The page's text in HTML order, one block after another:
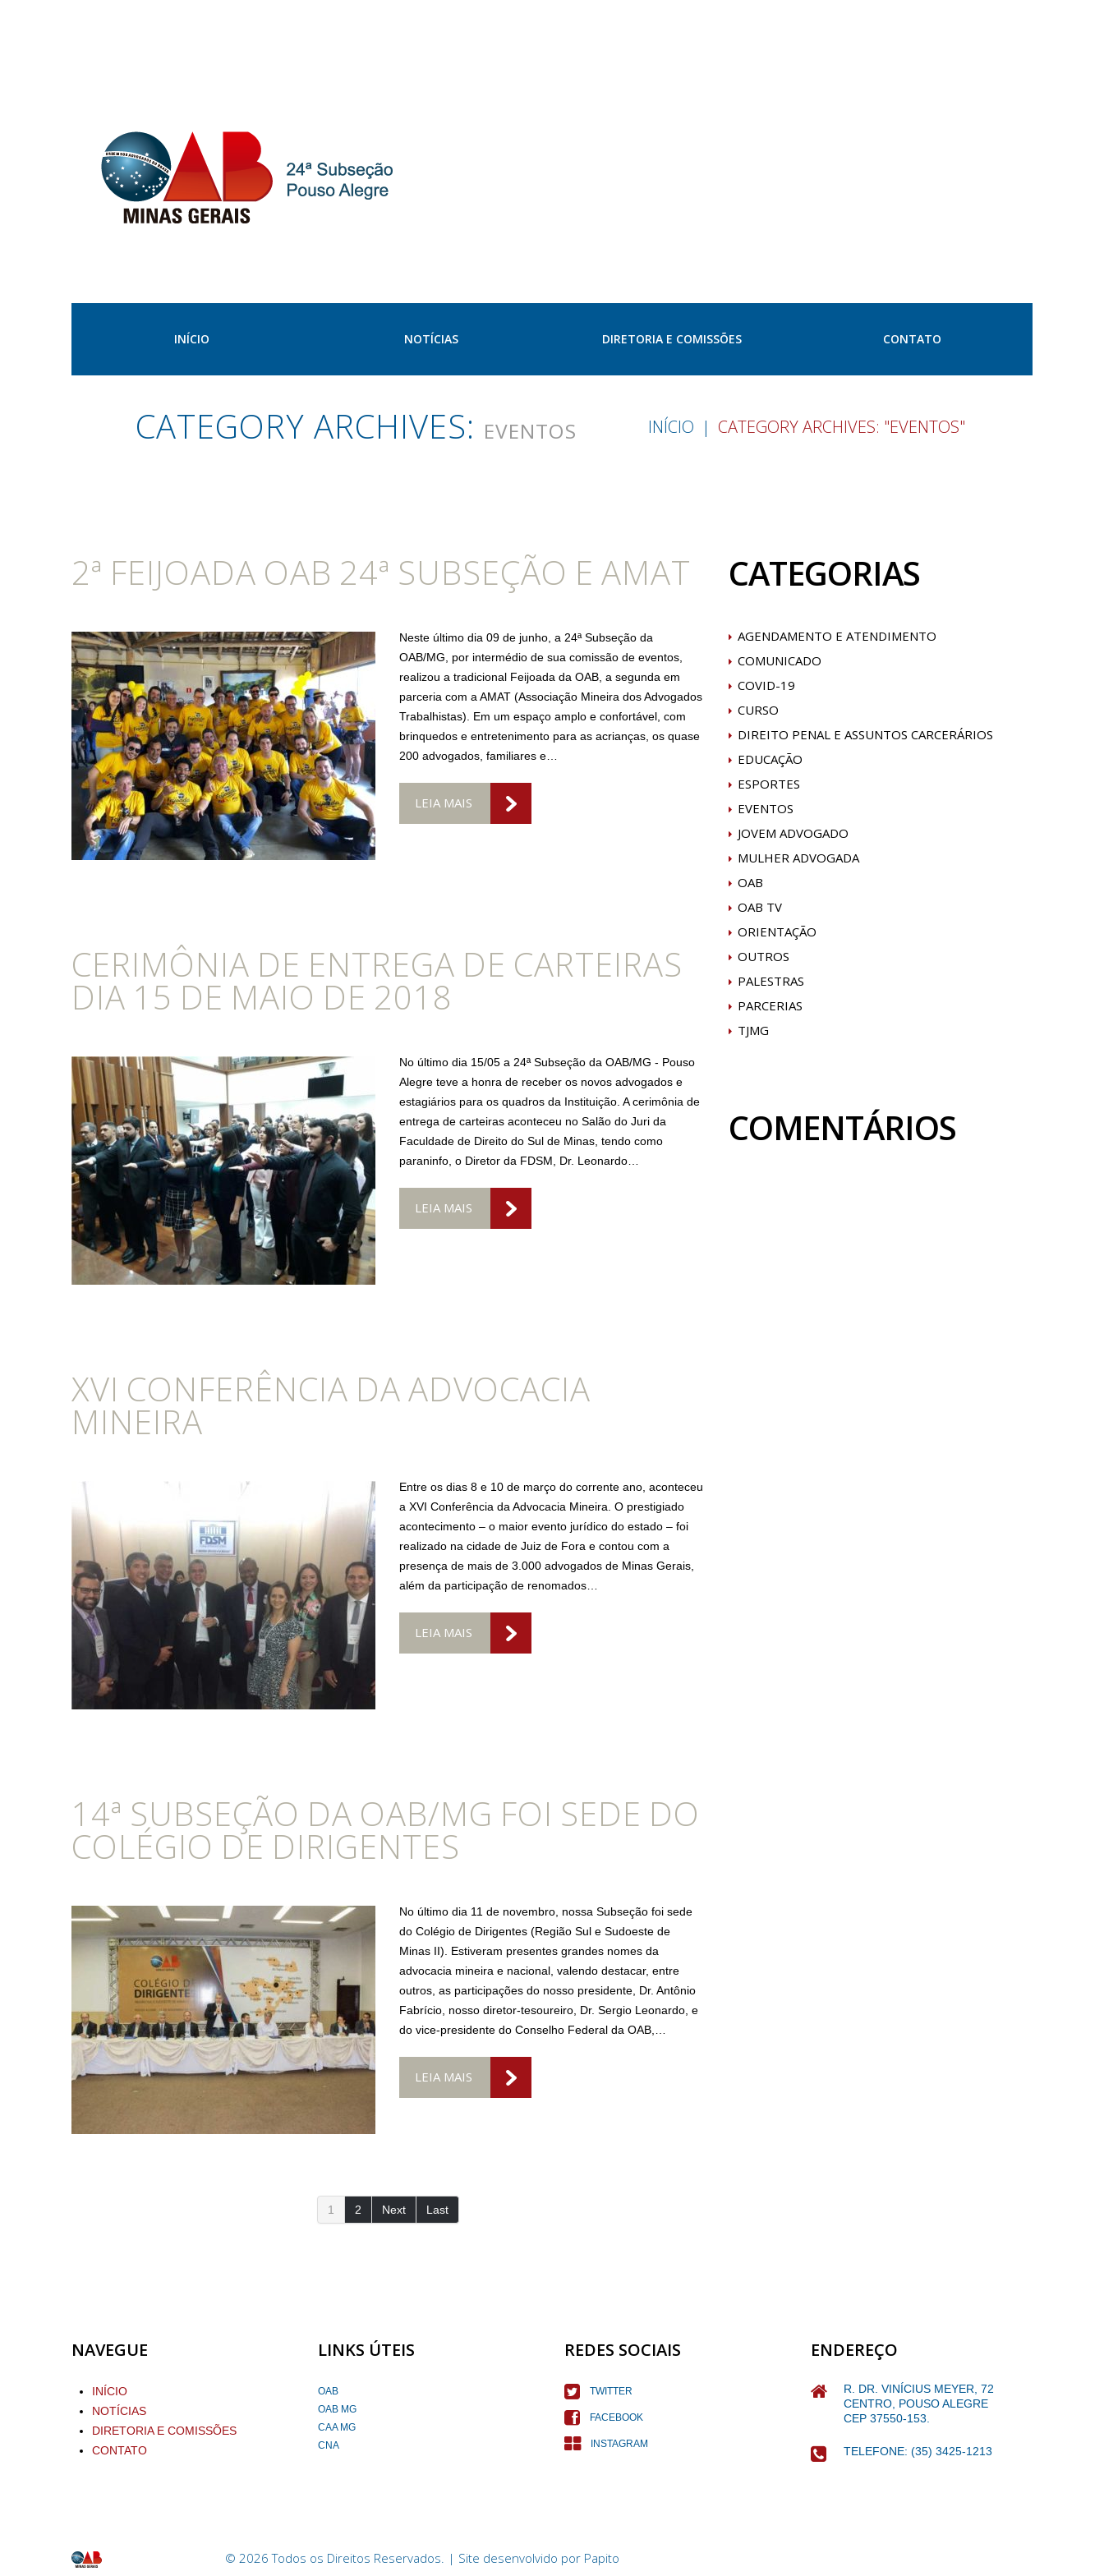
INÍCIO NOTÍCIAS DIRETORIA E COMISSÕES CONTATO
CATEGORY ARCHIVES: EVENTOS INÍCIO CATEGORY ARCHIVES: "EVENTOS"
2ª FEIJOADA OAB 24ª SUBSEÇÃO E AMAT
Neste último dia 09 de junho, a 24ª Subseção da
OAB/MG, por intermédio de sua comissão de eventos,
realizou a tradicional Feijoada da OAB, a segunda em
parceria com a AMAT (Associação Mineira dos Advogados
Trabalhistas). Em um espaço amplo e confortável, com
brinquedos e entretenimento para as acrianças, os quase
200 advogados, familiares e…
LEIA MAIS
CERIMÔNIA DE ENTREGA DE CARTEIRAS
DIA 15 DE MAIO DE 2018
No último dia 15/05 a 24ª Subseção da OAB/MG - Pouso
Alegre teve a honra de receber os novos advogados e
estagiários para os quadros da Instituição. A cerimônia de
entrega de carteiras aconteceu no Salão do Juri da
Faculdade de Direito do Sul de Minas, tendo como
paraninfo, o Diretor da FDSM, Dr. Leonardo…
LEIA MAIS
XVI CONFERÊNCIA DA ADVOCACIA
MINEIRA
Entre os dias 8 e 10 de março do corrente ano, aconteceu
a XVI Conferência da Advocacia Mineira. O prestigiado
acontecimento – o maior evento jurídico do estado – foi
realizado na cidade de Juiz de Fora e contou com a
presença de mais de 3.000 advogados de Minas Gerais,
além da participação de renomados…
LEIA MAIS
14ª SUBSEÇÃO DA OAB/MG FOI SEDE DO
COLÉGIO DE DIRIGENTES
No último dia 11 de novembro, nossa Subseção foi sede
do Colégio de Dirigentes (Região Sul e Sudoeste de
Minas II). Estiveram presentes grandes nomes da
advocacia mineira e nacional, valendo destacar, entre
outros, as participações do nosso presidente, Dr. Antônio
Fabrício, nosso diretor-tesoureiro, Dr. Sergio Leonardo, e
do vice-presidente do Conselho Federal da OAB,…
LEIA MAIS
1 2 Next Last
CATEGORIAS
AGENDAMENTO E ATENDIMENTO
COMUNICADO
COVID-19
CURSO
DIREITO PENAL E ASSUNTOS CARCERÁRIOS
EDUCAÇÃO
ESPORTES
EVENTOS
JOVEM ADVOGADO
MULHER ADVOGADA
OAB
OAB TV
ORIENTAÇÃO
OUTROS
PALESTRAS
PARCERIAS
TJMG
COMENTÁRIOS
NAVEGUE
INÍCIO
NOTÍCIAS
DIRETORIA E COMISSÕES
CONTATO
LINKS ÚTEIS
OAB
OAB MG
CAA MG
CNA
REDES SOCIAIS
TWITTER
FACEBOOK
INSTAGRAM
ENDEREÇO
R. DR. VINÍCIUS MEYER, 72
CENTRO, POUSO ALEGRE
CEP 37550-153.
TELEFONE: (35) 3425-1213
© 2026 Todos os Direitos Reservados. | Site desenvolvido por Papito